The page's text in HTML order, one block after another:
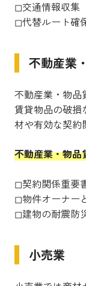
◻︎交通情報収集
◻︎代替ルート確
不動産業
不動産業・物品
賃貸物品の破損
材や有効な契約
不動産業・物品
◻︎契約関係重要
◻︎物件オーナー
◻︎建物の耐震防
小売業